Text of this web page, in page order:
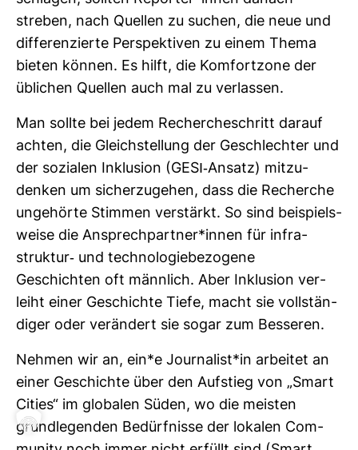
streben, nach Quellen zu suchen, die neue und
dif­fe­ren­zierte Per­spek­tiven zu einem Thema
bieten können. Es hilft, die Kom­fort­zone der
übli­chen Quellen auch mal zu ver­lassen.
Man sollte bei jedem Recher­che­schritt darauf
achten, die Gleich­stel­lung der Geschlechter und
der sozialen Inklu­sion (GESI-​Ansatz) mit­zu­
denken um sicher­zu­gehen, dass die Recherche
unge­hörte Stimmen ver­stärkt. So sind bei­spiels­
weise die Ansprech­partner*innen für infra­
struktur-​ und tech­no­lo­gie­be­zo­gene
Geschichten oft männ­lich. Aber Inklu­sion ver­
leiht einer Geschichte Tiefe, macht sie voll­stän­
diger oder ver­än­dert sie sogar zum Bes­seren.
Nehmen wir an, ein*e Jour­na­list*in arbeitet an
einer Geschichte über den Auf­stieg von „Smart
Cities“ im glo­balen Süden, wo die meisten
grund­le­genden Bedürf­nisse der lokalen Com­